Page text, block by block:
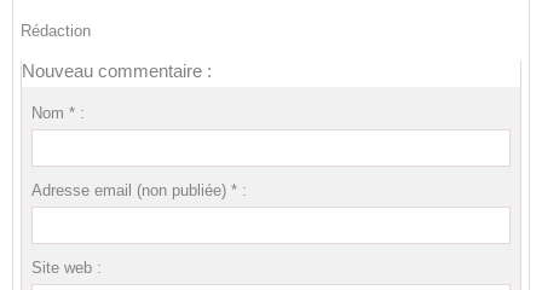
Rédaction
Nouveau commentaire :
Nom * :
Adresse email (non publiée) * :
Site web :